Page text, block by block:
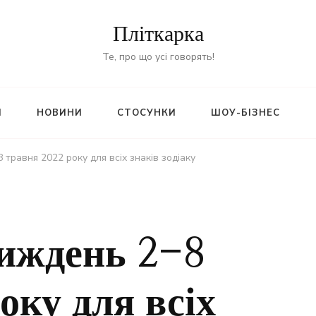
Пліткарка
Те, про що усі говорять!
НОВИНИ СТОСУНКИ ШОУ-БІЗНЕС
2022 року для всіх знаків зодіаку
2-8
для всіх